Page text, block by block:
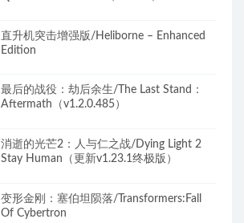
直升机突击增强版/Heliborne – Enhanced
Edition
最后的战役：劫后余生/The Last Stand：
Aftermath（v1.2.0.485）
消逝的光芒2：人与仁之战/Dying Light 2
Stay Human（更新v1.23.1终极版）
变形金刚：塞伯坦陨落/Transformers:Fall
Of Cybertron